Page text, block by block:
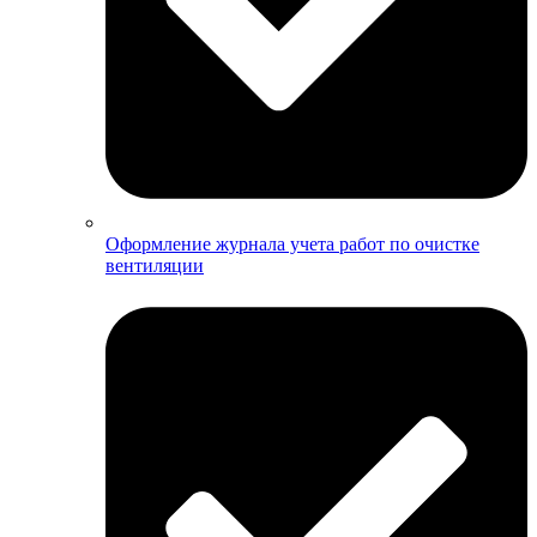
Оформление журнала учета работ по очистке
вентиляции